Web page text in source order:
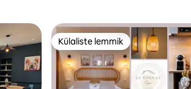
Külaliste lemmik
Külaliste lemmik